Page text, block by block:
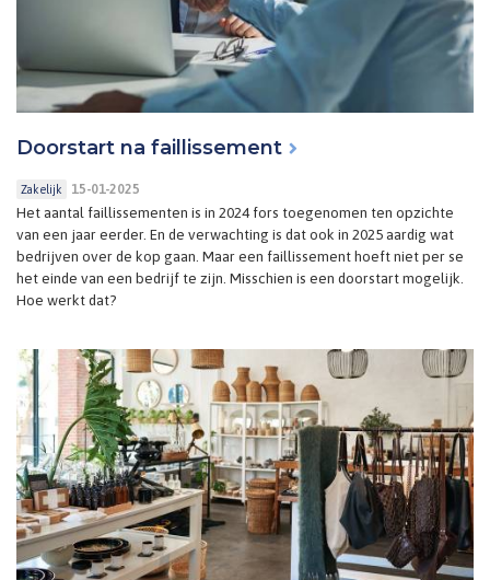
Doorstart na faillissement
Zakelijk 15-01-2025
Het aantal faillissementen is in 2024 fors toegenomen ten opzichte
van een jaar eerder. En de verwachting is dat ook in 2025 aardig wat
bedrijven over de kop gaan. Maar een faillissement hoeft niet per se
het einde van een bedrijf te zijn. Misschien is een doorstart mogelijk.
Hoe werkt dat?